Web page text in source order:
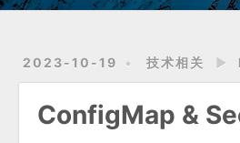
2023-10-19 技术相关 ►
ConfigMap &